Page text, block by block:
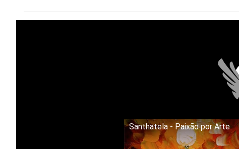
Santhatela - Paixão por Arte